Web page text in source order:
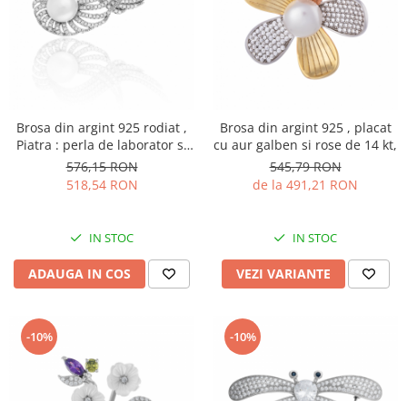
Brosa din argint 925 rodiat ,
Piatra : perla de laborator si
cubic zirconia , Culoare : alb
si cubic zirconia ,
576,15 RON
518,54 RON
IN STOC
ADAUGA IN COS
Brosa din argint 925 , placat
cu aur galben si rose de 14 kt,
545,79 RON
de la 491,21 RON
IN STOC
VEZI VARIANTE
-10% -10%